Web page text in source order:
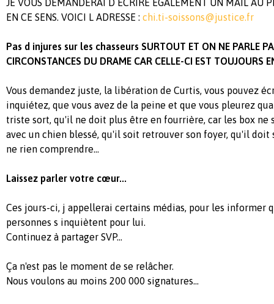
JE VOUS DEMANDERAI D ÉCRIRE ÉGALEMENT UN MAIL AU
EN CE SENS. VOICI L ADRESSE : chi.ti-soissons@justice.fr
Pas d injures sur les chasseurs SURTOUT ET ON NE PARLE
CIRCONSTANCES DU DRAME CAR CELLE-CI EST TOUJOURS
Vous demandez juste, la libération de Curtis, vous pouvez
inquiétez, que vous avez de la peine et que vous pleurez
triste sort, qu'il ne doit plus être en fourrière, car les box ne
avec un chien blessé, qu'il soit retrouver son foyer, qu'il doit
ne rien comprendre...
Laissez parler votre cœur...
Ces jours-ci, j appellerai certains médias, pour les informer
personnes s inquiètent pour lui.
Continuez à partager SVP...
Ça n'est pas le moment de se relâcher.
Nous voulons au moins 200 000 signatures...